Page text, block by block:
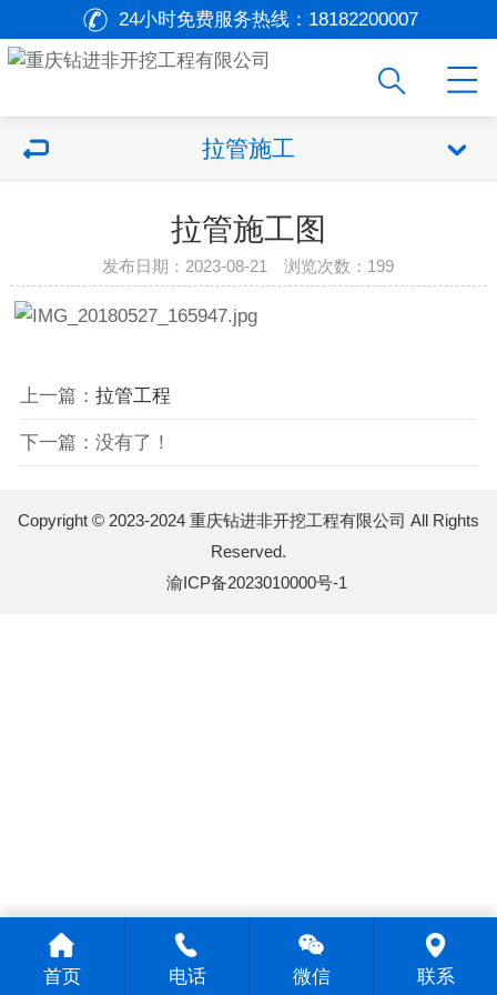
24小时免费服务热线： 18182200007
拉管施工
拉管施工图
发布日期：2023-08-21 浏览次数： 199
上一篇： 拉管工程
下一篇：没有了！
Copyright © 2023-2024 重庆钻进非开挖工程有限公司 All Rights
Reserved.
渝ICP备2023010000号-1
首页 电话 微信 联系